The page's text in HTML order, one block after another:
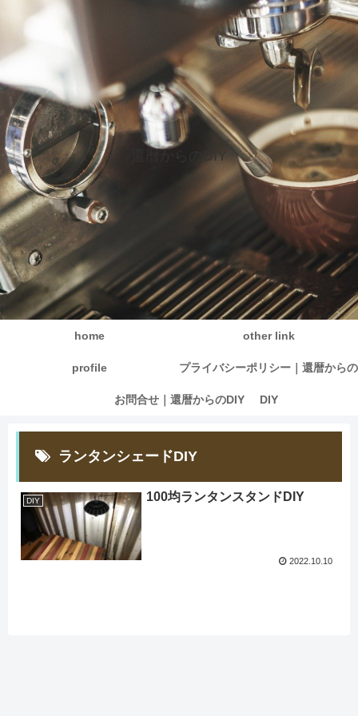
還暦からのDIY
home other link
profile プライバシーポリシー｜還暦からの
DIY
お問合せ｜還暦からのDIY
ランタンシェードDIY
DIY 100均ランタンスタンドDIY
2022.10.10